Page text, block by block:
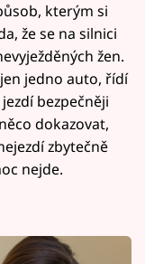
kterým si
že se na silnici
žen.
jedno auto, řídí
bezpečněji
dokazovat,
zbytečně
nejde.